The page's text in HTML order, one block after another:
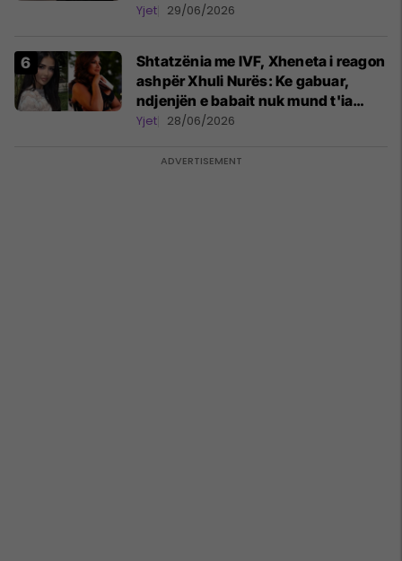
Zvicër
Yjet 29/06/2026
Shtatzënia me IVF, Xheneta i reagon
ashpër Xhuli Nurës: Ke gabuar,
ndjenjën e babait nuk mund t'ia
plotësosh kurrë
Yjet 28/06/2026